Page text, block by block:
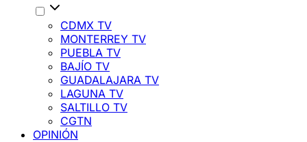
CDMX TV
MONTERREY TV
PUEBLA TV
BAJÍO TV
GUADALAJARA TV
LAGUNA TV
SALTILLO TV
CGTN
OPINIÓN